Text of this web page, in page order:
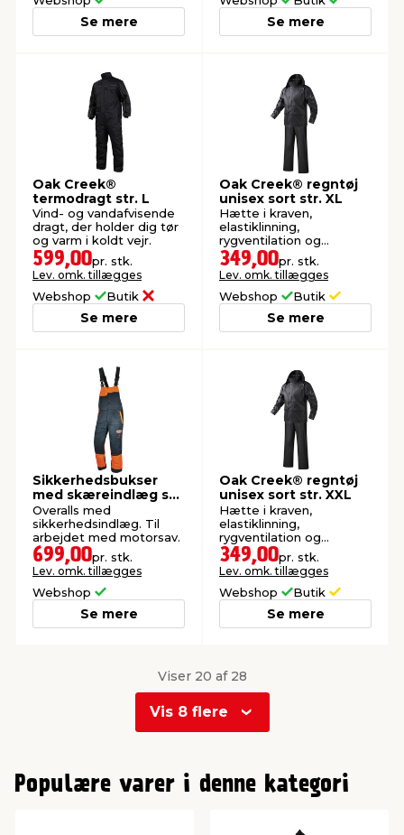
Se mere Se mere
Oak Creek®
termodragt str. L
Vind- og vandafvisende
dragt, der holder dig tør
og varm i koldt vejr.
599,00pr. stk.
Lev. omk. tillægges
Webshop Butik
Se mere
Oak Creek® regntøj
unisex sort str. XL
Hætte i kraven,
elastiklinning,
rygventilation og
reflekslogo. Vind- og
vandtæt op til 5000 mm.
349,00pr. stk.
Lev. omk. tillægges
Webshop Butik
Se mere
Sikkerhedsbukser
med skæreindlæg str.
XS
Overalls med
sikkerhedsindlæg. Til
arbejdet med motorsav.
699,00pr. stk.
Lev. omk. tillægges
Webshop
Se mere
Oak Creek® regntøj
unisex sort str. XXL
Hætte i kraven,
elastiklinning,
rygventilation og
reflekslogo. Vind- og
vandtæt op til 5000 mm.
349,00pr. stk.
Lev. omk. tillægges
Webshop Butik
Se mere
Viser 20 af 28
Vis 8 flere
1
Populære varer i denne kategori